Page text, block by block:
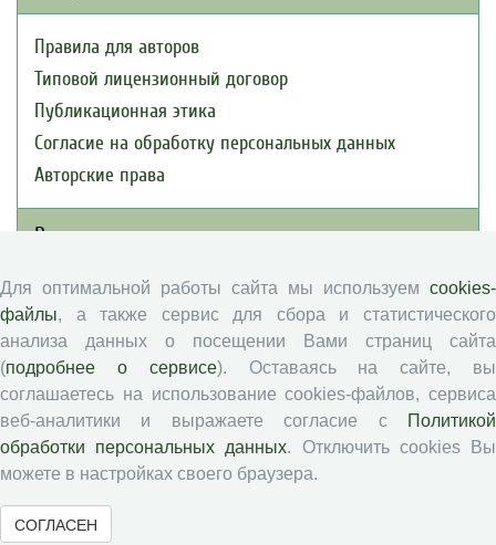
Правила для авторов
Типовой лицензионный договор
Публикационная этика
Согласие на обработку персональных данных
Авторские права
Рецензентам
Памятка рецензенту
Положение о рецензировании
Форма рецензии
Журналы ВолНЦ РАН
Экономические и социальные перемены
Проблемы развития территории
Для оптимальной работы сайта мы используем cookies-
файлы, а также сервис для сбора и статистического
анализа данных о посещении Вами страниц сайта
(подробнее о сервисе). Оставаясь на сайте, вы
соглашаетесь на использование cookies-файлов, сервиса
веб-аналитики и выражаете согласие с
Политикой
обработки персональных данных. Отключить cookies Вы
можете в настройках своего браузера.
СОГЛАСЕН